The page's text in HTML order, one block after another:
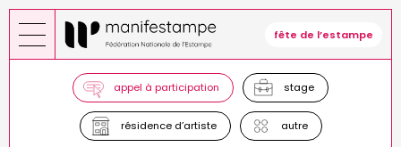
Aller
au
contenu
fête de l’estampe
appel à participation stage
résidence d’artiste autre